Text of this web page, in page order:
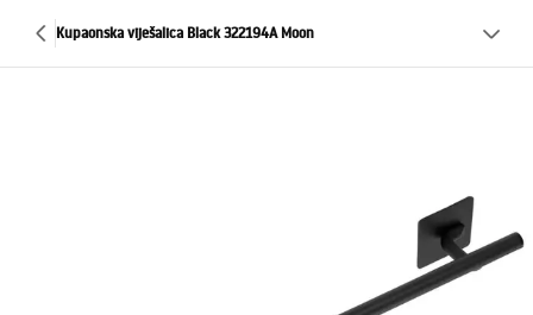
Kupaonska viješalica Black 322194A Moon